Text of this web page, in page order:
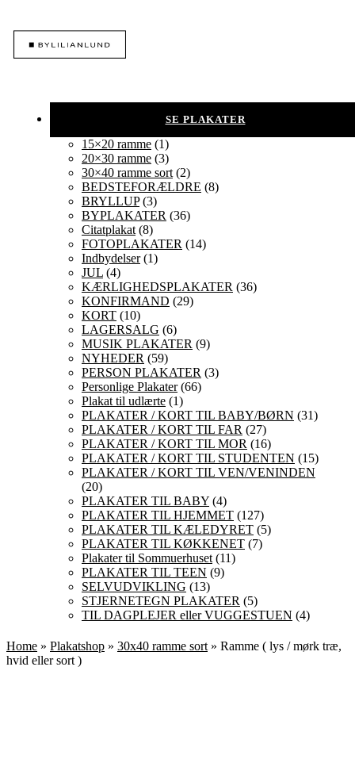
15×20 ramme (1)
20×30 ramme (3)
30×40 ramme sort (2)
BEDSTEFORÆLDRE (8)
BRYLLUP(3)
BYPLAKATER (36)
Citatplakat (8)
FOTOPLAKATER (14)
Indbydelser(1)
JUL (4)
KÆRLIGHEDSPLAKATER (36)
KONFIRMAND (29)
KORT (10)
LAGERSALG (6)
MUSIK PLAKATER (9)
NYHEDER (59)
PERSON PLAKATER (3)
Personlige Plakater(66)
Plakat til udlærte (1)
PLAKATER / KORT TIL BABY/BØRN (31)
PLAKATER / KORT TIL FAR (27)
PLAKATER / KORT TIL MOR (16)
PLAKATER / KORT TIL STUDENTEN (15)
PLAKATER / KORT TIL VEN/VENINDEN
(20)
PLAKATER TIL BABY (4)
PLAKATER TIL HJEMMET (127)
PLAKATER TIL KÆLEDYRET (5)
PLAKATER TIL KØKKENET (7)
Plakater til Sommuerhuset (11)
PLAKATER TIL TEEN (9)
SELVUDVIKLING (13)
STJERNETEGN PLAKATER (5)
TIL DAGPLEJER eller VUGGESTUEN (4)
Home » Plakatshop » 30x40 ramme sort » Ramme ( lys / mørk træ,
hvid eller sort )